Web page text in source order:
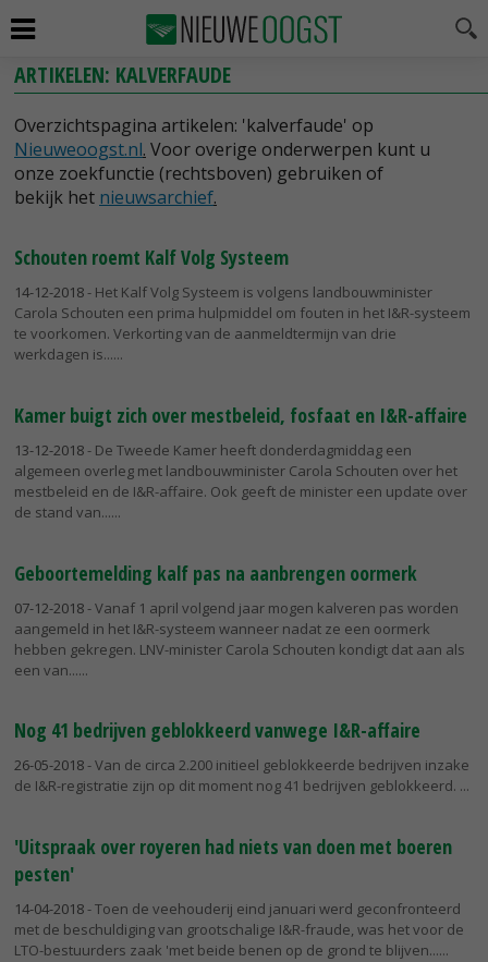
ARTIKELEN: KALVERFAUDE
Overzichtspagina artikelen: 'kalverfaude' op
Nieuweoogst.nl. Voor overige onderwerpen kunt u
onze zoekfunctie (rechtsboven) gebruiken of
bekijk het nieuwsarchief.
Schouten roemt Kalf Volg Systeem
14-12-2018- Het Kalf Volg Systeem is volgens landbouwminister
Carola Schouten een prima hulpmiddel om fouten in het I&R-systeem
te voorkomen. Verkorting van de aanmeldtermijn van drie
werkdagen is...
Kamer buigt zich over mestbeleid, fosfaat en I&R-affaire
13-12-2018- De Tweede Kamer heeft donderdagmiddag een
algemeen overleg met landbouwminister Carola Schouten over het
mestbeleid en de I&R-affaire. Ook geeft de minister een update over
de stand van...
Geboortemelding kalf pas na aanbrengen oormerk
07-12-2018- Vanaf 1 april volgend jaar mogen kalveren pas worden
aangemeld in het I&R-systeem wanneer nadat ze een oormerk
hebben gekregen. LNV-minister Carola Schouten kondigt dat aan als
een van...
Nog 41 bedrijven geblokkeerd vanwege I&R-affaire
26-05-2018- Van de circa 2.200 initieel geblokkeerde bedrijven inzake
de I&R-registratie zijn op dit moment nog 41 bedrijven geblokkeerd.
'Uitspraak over royeren had niets van doen met boeren
pesten'
14-04-2018- Toen de veehouderij eind januari werd geconfronteerd
met de beschuldiging van grootschalige I&R-fraude, was het voor de
LTO-bestuurders zaak 'met beide benen op de grond te blijven...